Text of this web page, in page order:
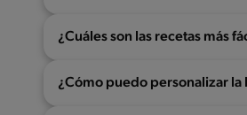
¿Cuáles son las recetas más
¿Cómo puedo personalizar la